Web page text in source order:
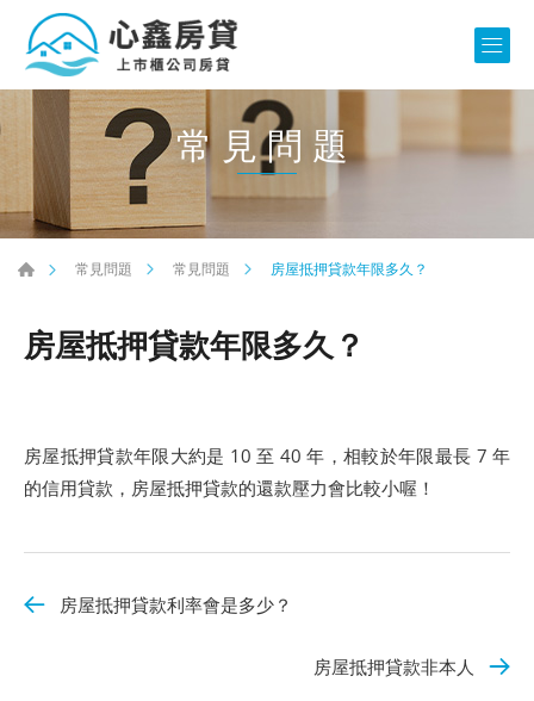
常見問題
常見問題 常見問題 房屋抵押貸款年限多久？
房屋抵押貸款年限多久？
房屋抵押貸款年限大約是 10 至 40 年，相較於年限最長 7 年
的信用貸款，房屋抵押貸款的還款壓力會比較小喔！
房屋抵押貸款利率會是多少？
房屋抵押貸款非本人